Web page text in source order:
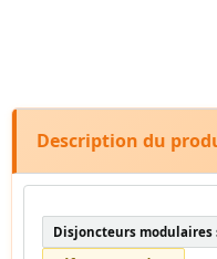
Description du
Disjoncteurs modulaires